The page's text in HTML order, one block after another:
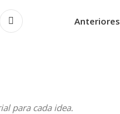
Anteriores
para cada idea.